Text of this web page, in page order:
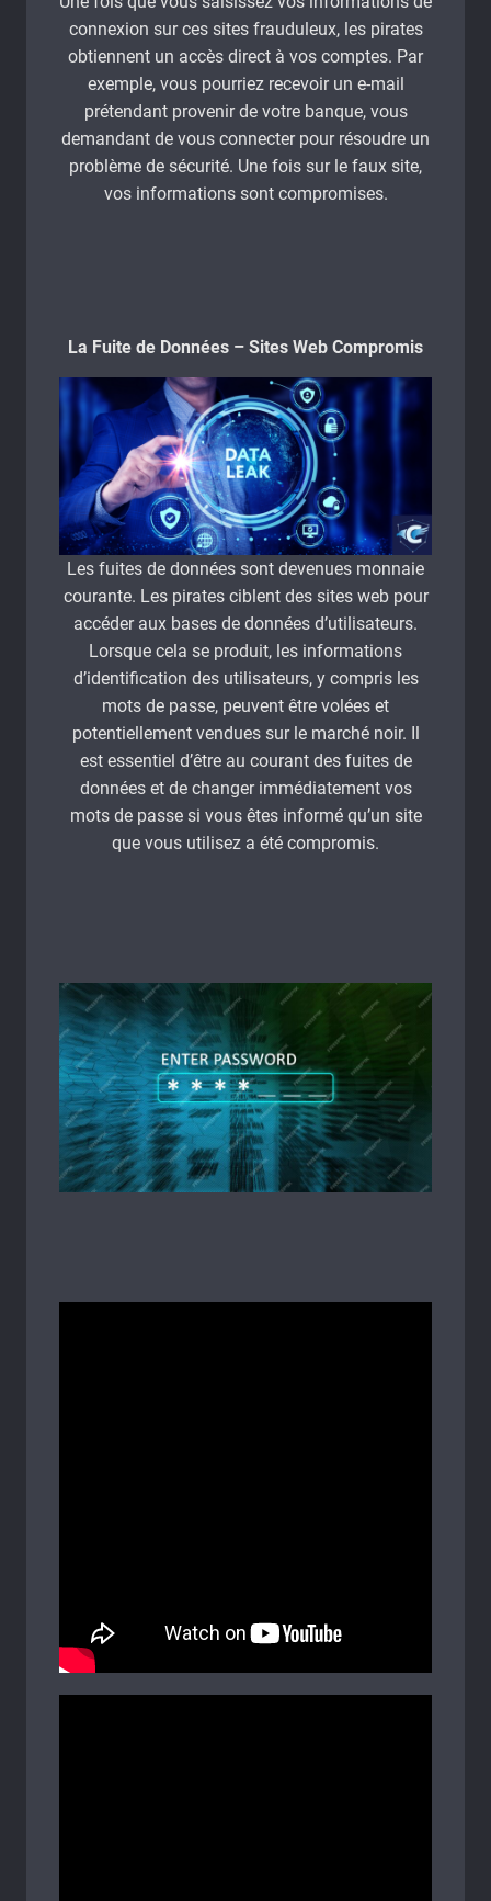
connexion sur ces sites frauduleux, les pirates
obtiennent un accès direct à vos comptes. Par
exemple, vous pourriez recevoir un e-mail
prétendant provenir de votre banque, vous
demandant de vous connecter pour résoudre un
problème de sécurité. Une fois sur le faux site,
vos informations sont compromises.
La Fuite de Données – Sites Web Compromis
Les fuites de données sont devenues monnaie
courante. Les pirates ciblent des sites web pour
accéder aux bases de données d’utilisateurs.
Lorsque cela se produit, les informations
d’identification des utilisateurs, y compris les
mots de passe, peuvent être volées et
potentiellement vendues sur le marché noir. Il
est essentiel d’être au courant des fuites de
données et de changer immédiatement vos
mots de passe si vous êtes informé qu’un site
que vous utilisez a été compromis.